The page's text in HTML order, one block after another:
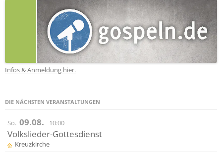
Infos & Anmeldung hier.
DIE NÄCHSTEN VERANSTALTUNGEN
So. 09.08. 10:00
Volkslieder-Gottesdienst
Kreuzkirche